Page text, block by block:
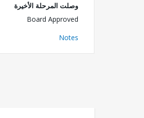
وصلت المرحلة الأخيرة
Board Approved
Notes